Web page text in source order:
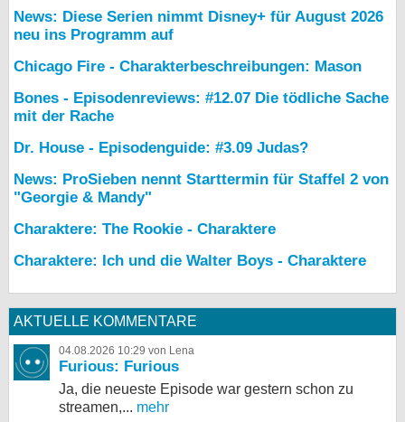
News: Diese Serien nimmt Disney+ für August 2026
neu ins Programm auf
Chicago Fire - Charakterbeschreibungen: Mason
Bones - Episodenreviews: #12.07 Die tödliche Sache
mit der Rache
Dr. House - Episodenguide: #3.09 Judas?
News: ProSieben nennt Starttermin für Staffel 2 von
"Georgie & Mandy"
Charaktere: The Rookie - Charaktere
Charaktere: Ich und die Walter Boys - Charaktere
AKTUELLE KOMMENTARE
04.08.2026 10:29 von Lena
Furious: Furious
Ja, die neueste Episode war gestern schon zu
streamen,... mehr